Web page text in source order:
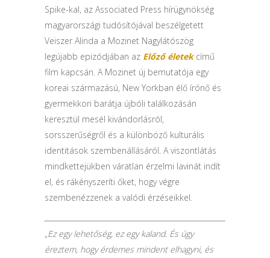
Spike-kal, az Associated Press hírügynökség
magyarországi tudósítójával beszélgetett
Veiszer Alinda a Mozinet Nagylátószög
legújabb epizódjában az Előző életekcímű
film kapcsán. A Mozinet új bemutatója egy
koreai származású, New Yorkban élő írónő és
gyermekkori barátja újbóli találkozásán
keresztül mesél kivándorlásról,
sorsszerűségről és a különböző kulturális
identitások szembenállásáról. A viszontlátás
mindkettejükben váratlan érzelmi lavinát indít
el, és rákényszeríti őket, hogy végre
szembenézzenek a valódi érzéseikkel.
„Ez egy lehetőség, ez egy kaland. És úgy
éreztem, hogy érdemes mindent elhagyni, és